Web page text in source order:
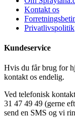
Kontakt os
Privatlivspolitik
Kundeservice
Hvis du får brug for
kontakt os endelig.
Ved telefonisk
31 47 49 49 (gerne
send en SMS og vi